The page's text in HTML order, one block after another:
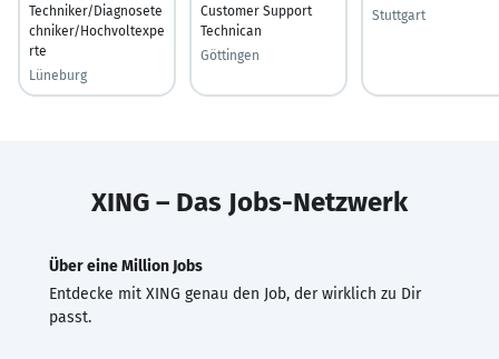
Techniker/Diagnosete
chniker/Hochvoltexpe
rte
Lüneburg
Customer Support
Technican
Göttingen
Stuttgart
XING – Das Jobs-Netzwerk
Über eine Million Jobs
Entdecke mit XING genau den Job, der wirklich zu Dir
passt.